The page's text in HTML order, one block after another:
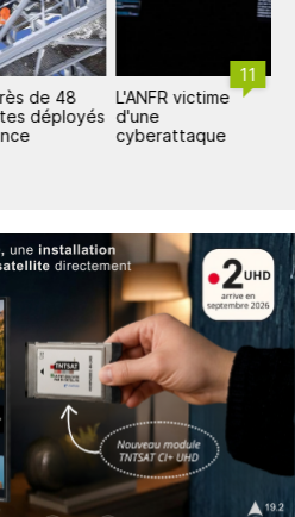
de 48
déployés
11
L'ANFR victime
d'une
cyberattaque